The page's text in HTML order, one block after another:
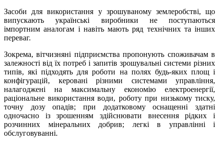
Засоби для використання у зрошуваному землеробстві, що
випускають українські виробники не поступаються
імпортним аналогам і навіть мають ряд технічних та інших
переваг.
Зокрема, вітчизняні підприємства пропонують споживачам в
залежності від їх потреб і запитів зрошувальні системи різних
типів, які підходять для роботи на полях будь-яких площ і
конфігурацій, керовані різними системами управління,
налагоджені на максимальну економію електроенергії,
раціональне використання води, роботу при низькому тиску,
точну дозу опадів; при додатковому оснащенні здатні
одночасно із зрошенням здійснювати внесення рідких і
розчинних мінеральних добрив; легкі в управлінні і
обслуговуванні.